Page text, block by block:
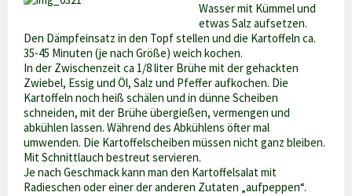
Wasser mit Kümmel und
etwas Salz aufsetzen.
Den Dämpfeinsatz in den Topf stellen und die Kartoffeln ca.
35-45 Minuten (je nach Größe) weich kochen.
In der Zwischenzeit ca 1/8 liter Brühe mit der gehackten
Zwiebel, Essig und Öl, Salz und Pfeffer aufkochen. Die
Kartoffeln noch heiß schälen und in dünne Scheiben
schneiden, mit der Brühe übergießen, vermengen und
abkühlen lassen. Während des Abkühlens öfter mal
umwenden. Die Kartoffelscheiben müssen nicht ganz bleiben.
Mit Schnittlauch bestreut servieren.
Je nach Geschmack kann man den Kartoffelsalat mit
Radieschen oder einer der anderen Zutaten „aufpeppen“.